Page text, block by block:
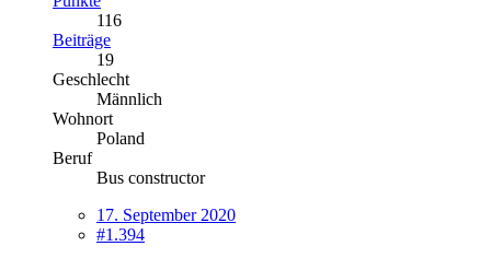
116
Beiträge
19
Geschlecht
Männlich
Wohnort
Poland
Beruf
Bus constructor
17. September 2020
#1.394